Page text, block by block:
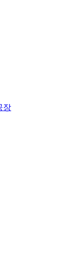
장